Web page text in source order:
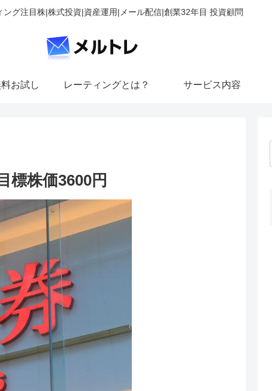
ング注目株|株式投資|資産運用|メール配信|創業32年目 投資顧問
お試し レーティングとは？ サービス内容
標株価3600円